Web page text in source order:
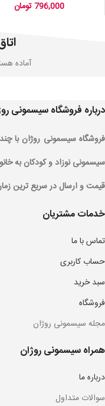
796,000تومان
آماده
درباره فروشگاه سیسمونی
فروشگاه سیسمونی روژان با
سیسمونی نوزاد و کودکان به
قیمت و ارسال در سریع ترین
خدمات مشتریان
تماس با ما
حساب کاربری
سبد خرید
فروشگاه
مجله سیسمونی روژان
همراه سیسمونی روژان
درباره ما
سوالات متداول